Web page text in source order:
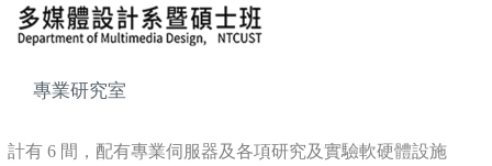
專業研究室
計有 6 間，配有專業伺服器及各項研究及實驗軟硬體設施